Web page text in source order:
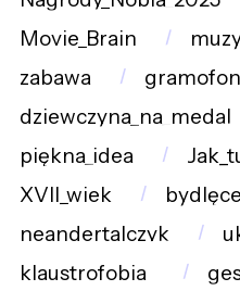
Movie_Brain
zabawa
gramofon
dziewczyna_na_medal
piękna_idea
XVII_wiek
neandertalczyk
klaustrofobia_